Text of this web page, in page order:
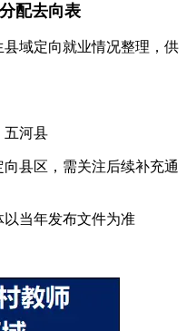
配去向表
县域定向就业情况整理，供
五河县
县区，需关注后续补充通
当年发布文件为准